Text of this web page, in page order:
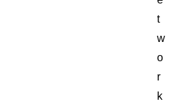
t
w
o
r
k